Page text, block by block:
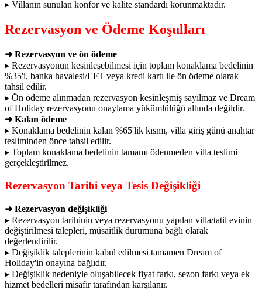
▸ Villanın sunulan konfor ve kalite standardı korunmaktadır.
Rezervasyon ve Ödeme Koşulları
➜ Rezervasyon ve ön ödeme
▸ Rezervasyonun kesinleşebilmesi için toplam konaklama bedelinin
%35'i, banka havalesi/EFT veya kredi kartı ile ön ödeme olarak
tahsil edilir.
▸ Ön ödeme alınmadan rezervasyon kesinleşmiş sayılmaz ve Dream
of Holiday rezervasyonu onaylama yükümlülüğü altında değildir.
➜ Kalan ödeme
▸ Konaklama bedelinin kalan %65'lik kısmı, villa giriş günü anahtar
tesliminden önce tahsil edilir.
▸ Toplam konaklama bedelinin tamamı ödenmeden villa teslimi
gerçekleştirilmez.
Rezervasyon Tarihi veya Tesis Değişikliği
➜ Rezervasyon değişikliği
▸ Rezervasyon tarihinin veya rezervasyonu yapılan villa/tatil evinin
değiştirilmesi talepleri, müsaitlik durumuna bağlı olarak
değerlendirilir.
▸ Değişiklik taleplerinin kabul edilmesi tamamen Dream of
Holiday'in onayına bağlıdır.
▸ Değişiklik nedeniyle oluşabilecek fiyat farkı, sezon farkı veya ek
hizmet bedelleri misafir tarafından karşılanır.